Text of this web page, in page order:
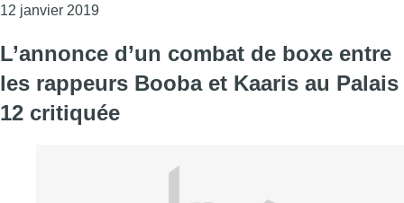
12 janvier 2019Consulter l'article "Booba annonce sur son
L’annonce d’un combat de boxe entre
les rappeurs Booba et Kaaris au Palais
12 critiquée